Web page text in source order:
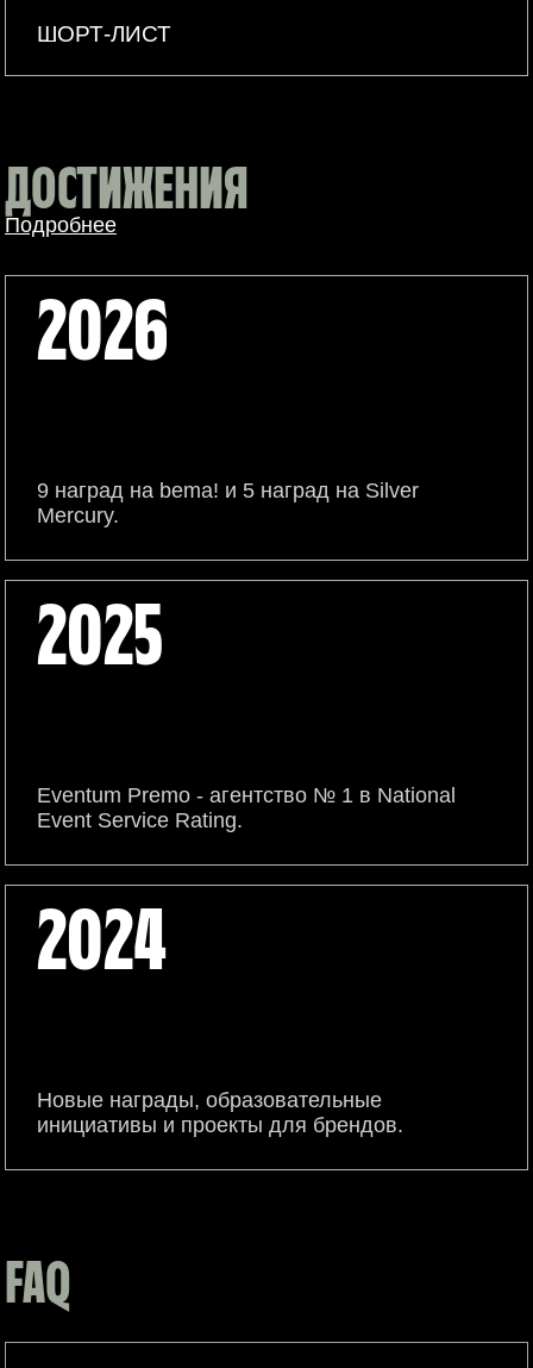
ШОРТ-ЛИСТ
ДОСТИЖЕНИЯ
Подробнее
2026
9 наград на bema! и 5 наград на Silver
Mercury.
2025
Eventum Premo - агентство № 1 в National
Event Service Rating.
2024
Новые награды, образовательные
инициативы и проекты для брендов.
FAQ